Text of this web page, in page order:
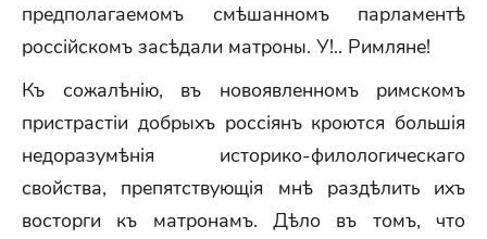
предполагаемомъ смѣшанномъ парламентѣ
россійскомъ засѣдали матроны. У!.. Римляне!
Къ сожалѣнію, въ новоявленномъ римскомъ
пристрастіи добрыхъ россіянъ кроются большія
недоразумѣнія историко-филологическаго
свойства, препятствующія мнѣ раздѣлить ихъ
восторги къ матронамъ. Дѣло въ томъ, что